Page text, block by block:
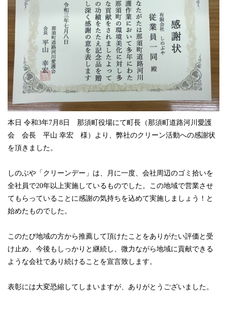
本日 令和3年7月8日 那須町役場にて町長（那須町道路河川愛護
会 会長 平山 幸宏 様）より、弊社のクリーン活動への感謝状
を頂きました。
しのぶや「クリーンデー」は、月に一度、会社周辺のゴミ拾いを
全社員で20年以上実施しているものでした。この地域で営業させ
てもらっていることに感謝の気持ちを込めて実施しましょう！と
始めたものでした。
このたび地域の方から推薦して頂けたことをありがたい評価と受
け止め、今後もしっかりと継続し、微力ながら地域に貢献できる
ような会社であり続けることを宣言致します。
表彰には大変恐縮してしまいますが、ありがとうございました。